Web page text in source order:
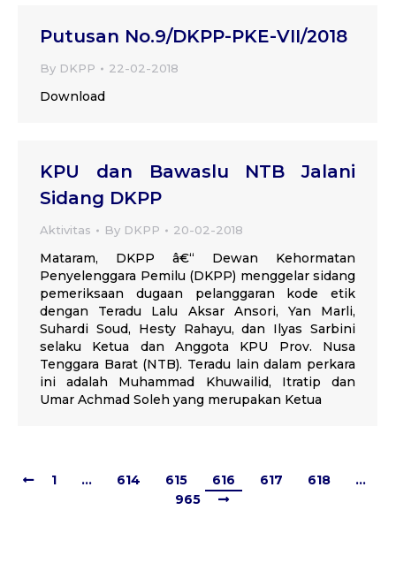
Putusan No.9/DKPP-PKE-VII/2018
By DKPP 22-02-2018
Download
KPU dan Bawaslu NTB Jalani
Sidang DKPP
Aktivitas By DKPP 20-02-2018
Mataram, DKPP â€“ Dewan Kehormatan
Penyelenggara Pemilu (DKPP) menggelar sidang
pemeriksaan dugaan pelanggaran kode etik
dengan Teradu Lalu Aksar Ansori, Yan Marli,
Suhardi Soud, Hesty Rahayu, dan Ilyas Sarbini
selaku Ketua dan Anggota KPU Prov. Nusa
Tenggara Barat (NTB). Teradu lain dalam perkara
ini adalah Muhammad Khuwailid, Itratip dan
Umar Achmad Soleh yang merupakan Ketua
1 … 614 615 616 617 618
…
965